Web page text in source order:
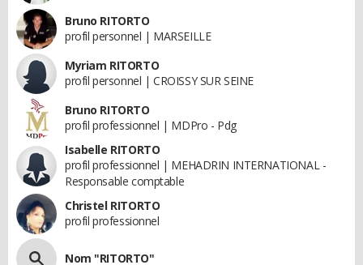
Bruno RITORTO
profil personnel | MARSEILLE
Myriam RITORTO
profil personnel | CROISSY SUR SEINE
Bruno RITORTO
profil professionnel | MDPro - Pdg
Isabelle RITORTO
profil professionnel | MEHADRIN INTERNATIONAL -
Responsable comptable
Christel RITORTO
profil professionnel
Nom "RITORTO"